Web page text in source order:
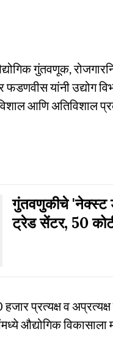
गुंतवणूक,
फडणवीस यांनी उद्योग
आणि अतिविशाल
गुंतवणुकीचे 'नेक्स्ट
ट्रेड सेंटर, 50
प्रत्यक्ष व अप्रत्यक्ष
औद्योगिक